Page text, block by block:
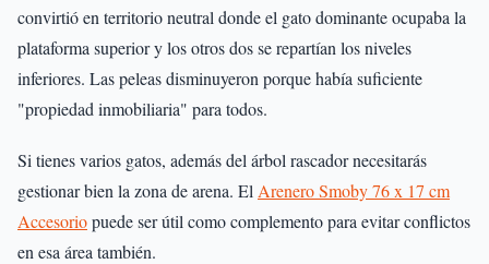
convirtió en territorio neutral donde el gato dominante ocupaba la
plataforma superior y los otros dos se repartían los niveles
inferiores. Las peleas disminuyeron porque había suficiente
"propiedad inmobiliaria" para todos.
Si tienes varios gatos, además del árbol rascador necesitarás
gestionar bien la zona de arena. El Arenero Smoby 76 x 17 cm
Accesoriopuede ser útil como complemento para evitar conflictos
en esa área también.